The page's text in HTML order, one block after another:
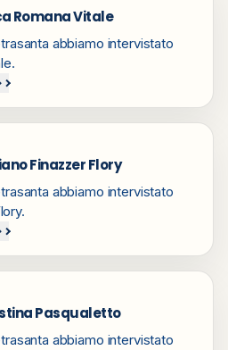
Romana Vitale
abbiamo intervistato
Finazzer Flory
abbiamo intervistato
Pasqualetto
abbiamo intervistato